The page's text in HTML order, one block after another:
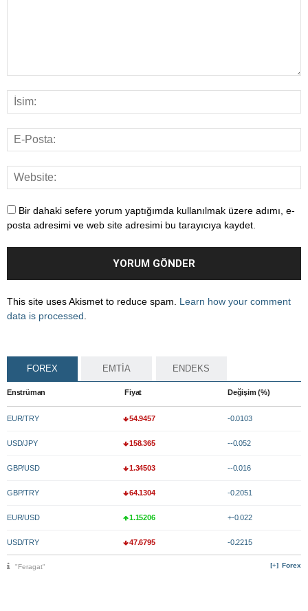
Bir dahaki sefere yorum yaptığımda kullanılmak üzere adımı, e-
posta adresimi ve web site adresimi bu tarayıcıya kaydet.
This site uses Akismet to reduce spam. Learn how your comment
data is processed.
FOREX EMTİA ENDEKS
Enstrüman Fiyat Değişim (%)
EUR/TRY 54.9457 -0.0103
USD/JPY 158.365 --0.052
GBP/USD 1.34503 --0.016
GBP/TRY 64.1304 -0.2051
EUR/USD 1.15206 +-0.022
USD/TRY 47.6795 -0.2215
Forex
"Feragat"